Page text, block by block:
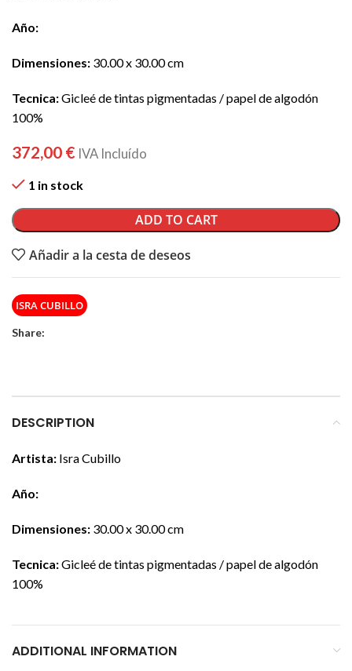
Año:
Dimensiones: 30.00 x 30.00 cm
Tecnica:Gicleé de tintas pigmentadas / papel de algodón
100%
372,00 € IVA Incluído
1 in stock
ADD TO CART
Añadir a la cesta de deseos
ISRA CUBILLO
Share:
DESCRIPTION
Artista: Isra Cubillo
Año:
Dimensiones: 30.00 x 30.00 cm
Tecnica:Gicleé de tintas pigmentadas / papel de algodón
100%
ADDITIONAL INFORMATION